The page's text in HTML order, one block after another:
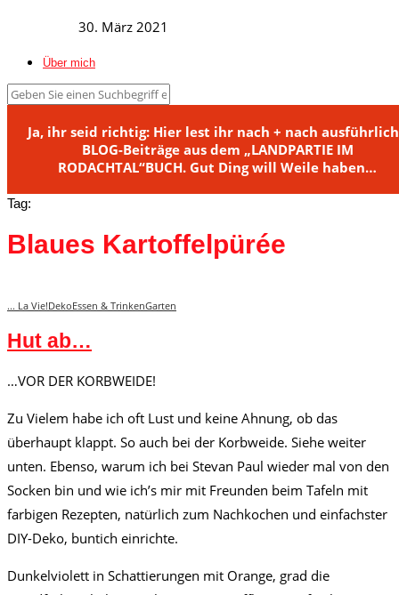
30. März 2021
Über mich
Ja, ihr seid richtig: Hier lest ihr nach + nach
BLOG-Beiträge aus dem „LANDPARTIE IM
RODACHTAL“BUCH. Gut Ding will Weile haben…
Tag:
Blaues Kartoffelpürée
... La Vie!DekoEssen & TrinkenGarten
Hut ab…
…VOR DER KORBWEIDE!
Zu Vielem habe ich oft Lust und keine Ahnung, ob das
überhaupt klappt. So auch bei der Korbweide. Siehe weiter
unten. Ebenso, warum ich bei Stevan Paul wieder mal von den
Socken bin und wie ich’s mir mit Freunden beim Tafeln mit
farbigen Rezepten, natürlich zum Nachkochen und einfachster
DIY-Deko, buntich einrichte.
Dunkelviolett in Schattierungen mit Orange, grad die